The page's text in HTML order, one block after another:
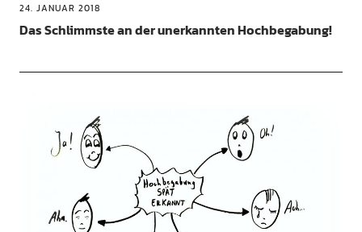
24. JANUAR 2018
Das Schlimmste an der unerkannten Hochbegabung!